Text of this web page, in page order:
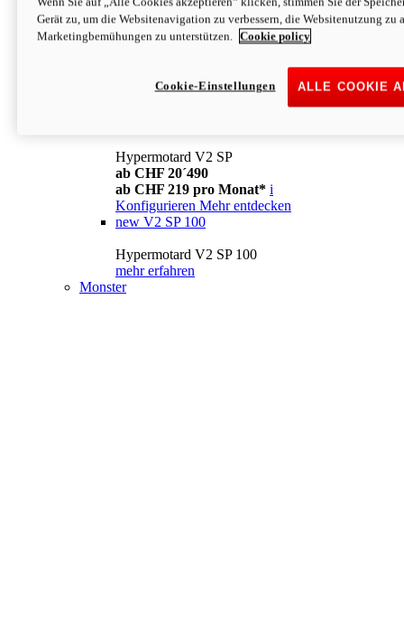
Konfigurieren Mehr entdecken
newV2
ab CHF 169 pro Monat* i
Mehr entdecken
Hypermotard V2 SP
ab CHF 20´490
ab CHF 219 pro Monat* i
Konfigurieren Mehr entdecken
new V2 SP 100
Hypermotard V2 SP 100
mehr erfahren
Monster
Gerät zu, um die Websitenavigation zu verbessern, die Websitenutzung zu
Marketingbemühungen zu unterstützen.
Cookie policy
ALLE COOKIE
Cookie-Einstellungen